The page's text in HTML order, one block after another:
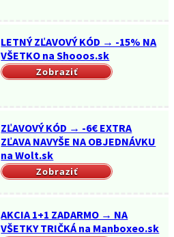
LETNÝ ZĽAVOVÝ KÓD → -15% NA
VŠETKO na Shooos.sk
Zobraziť
ZĽAVOVÝ KÓD → -6€ EXTRA
ZĽAVA NAVYŠE NA OBJEDNÁVKU
na Wolt.sk
Zobraziť
AKCIA 1+1 ZADARMO → NA
VŠETKY TRIČKÁ na Manboxeo.sk